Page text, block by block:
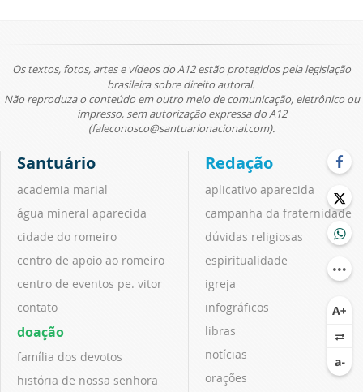
Os textos, fotos, artes e vídeos do A12 estão protegidos pela legislação
brasileira sobre direito autoral.
Não reproduza o conteúdo em outro meio de comunicação, eletrônico ou
impresso, sem autorização expressa do A12
(faleconosco@santuarionacional.com).
Santuário
academia marial
água mineral aparecida
cidade do romeiro
centro de apoio ao romeiro
centro de eventos pe. vitor
contato
doação
família dos devotos
história de nossa senhora
Redação
aplicativo aparecida
campanha da fraternidade
dúvidas religiosas
espiritualidade
igreja
infográficos
libras
notícias
orações